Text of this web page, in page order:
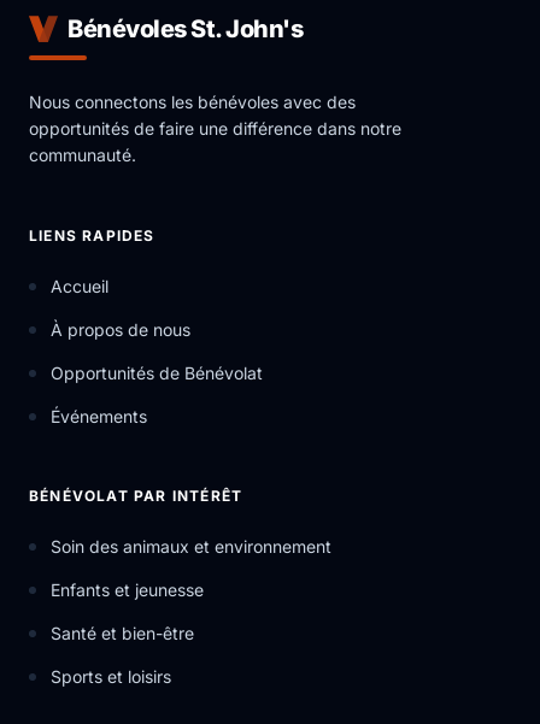
Bénévoles St. John's
Nous connectons les bénévoles avec des
opportunités de faire une différence dans notre
communauté.
LIENS RAPIDES
Accueil
À propos de nous
Opportunités de Bénévolat
Événements
BÉNÉVOLAT PAR INTÉRÊT
Soin des animaux et environnement
Enfants et jeunesse
Santé et bien-être
Sports et loisirs